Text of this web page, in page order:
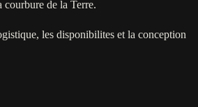
courbure de la Terre.
les disponibilites et la conception